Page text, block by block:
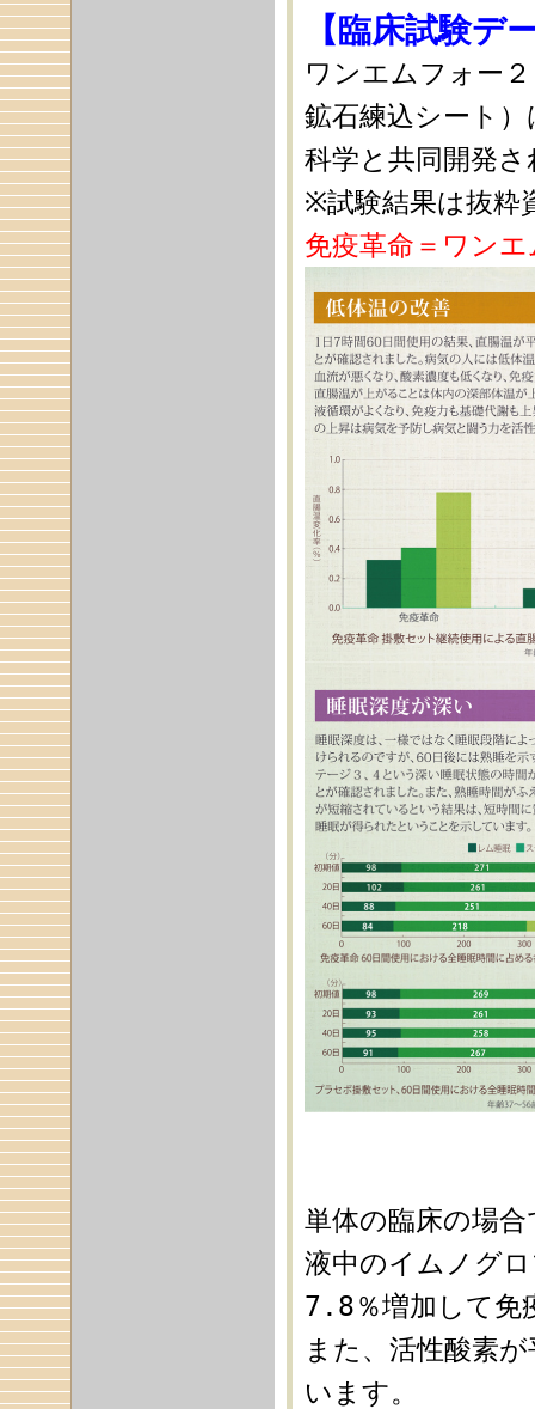
【臨床試験デ
ワンエムフォー
鉱石練込シート
科学と共同開発
※試験結果は抜粋
免疫革命＝ワン
単体の臨床の場
液中のイムノグ
7.8％増加して免
また、活性酸素
います。